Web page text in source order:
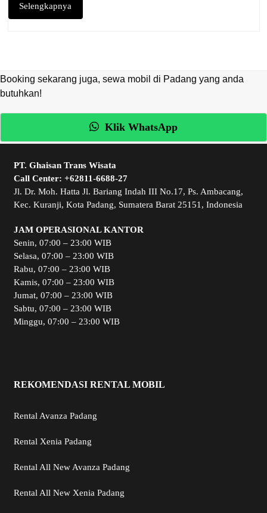
Selengkapnya
Booking sekarang juga, sewa mobil di Padang yang anda
butuhkan!
Klik WhatsApp
PT. Ghaisan Trans Wisata
Call Center: +62811-6688-27
Jl. Dr. Moh. Hatta Jl. Bariang Indah III No.17, Ps. Ambacang,
Kec. Kuranji, Kota Padang, Sumatera Barat 25151, Indonesia
JAM OPERASIONAL KANTOR
Senin, 07:00 – 23:00 WIB
Selasa, 07:00 – 23:00 WIB
Rabu, 07:00 – 23:00 WIB
Kamis, 07:00 – 23:00 WIB
Jumat, 07:00 – 23:00 WIB
Sabtu, 07:00 – 23:00 WIB
Minggu, 07:00 – 23:00 WIB
REKOMENDASI RENTAL MOBIL
Rental Avanza Padang
Rental Xenia Padang
Rental All New Avanza Padang
Rental All New Xenia Padang